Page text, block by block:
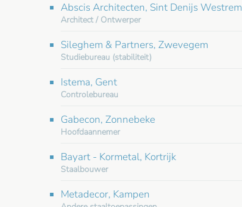
Abscis Architecten, Sint Denijs Westrem
Architect / Ontwerper
Sileghem & Partners, Zwevegem
Studiebureau (stabiliteit)
Istema, Gent
Controlebureau
Gabecon, Zonnebeke
Hoofdaannemer
Bayart - Kormetal, Kortrijk
Staalbouwer
Metadecor, Kampen